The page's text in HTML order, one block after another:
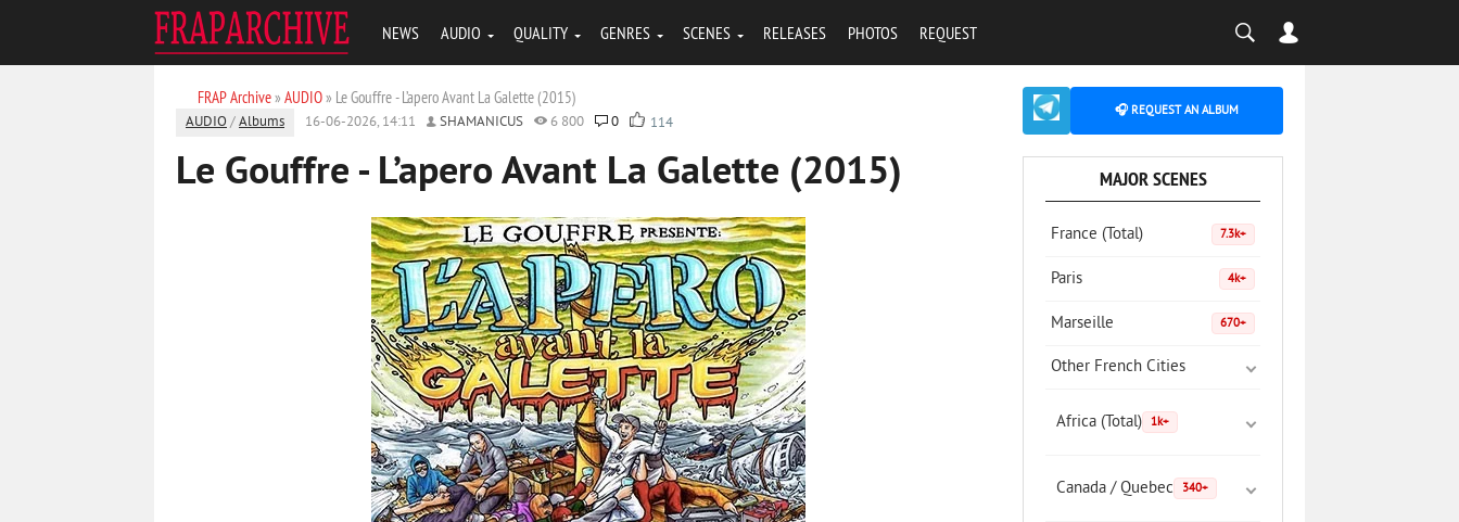
NEWS AUDIO QUALITY GENRES SCENES RELEASES PHOTOS REQUEST
FRAP Archive» AUDIO» Le Gouffre - L’apero Avant La Galette (2015)
AUDIO /Albums 16-06-2026, 14:11 SHAMANICUS 6 800 0 114
Le Gouffre - L’apero Avant La Galette (2015)
🎧 REQUEST AN ALBUM
MAJOR SCENES
France (Total) 7.3k+
Paris 4k+
Marseille 670+
Other French Cities
Africa (Total) 1k+
Canada / Quebec 340+